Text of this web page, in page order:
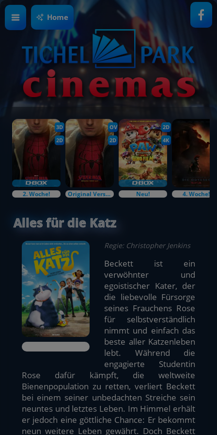
Home
3D
2D
2. Woche!
OV
2D
Original Versions
2D
4K
Neu! 4. Woche!
Alles für die Katz
Regie: Christopher Jenkins
Beckett ist ein
verwöhnter und
egoistischer Kater, der
die liebevolle Fürsorge
seines Frauchens Rose
für selbstverständlich
nimmt und einfach das
beste aller Katzenleben
lebt. Während die
engagierte Studentin
Rose dafür kämpft, die weltweite
Bienenpopulation zu retten, verliert Beckett
bei einem seiner unbedachten Streiche sein
neuntes und letztes Leben. Im Himmel erhält
er jedoch eine göttliche Chance: Er bekommt
neun weitere Leben gewährt. Doch Beckett